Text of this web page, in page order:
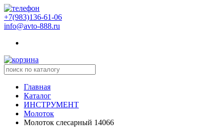
+7(983)136-61-06
info@avto-888.ru
Главная
Каталог
ИНСТРУМЕНТ
Молоток
Молоток слесарный 14066